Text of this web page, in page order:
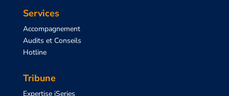
Services
Accompagnement
Audits et Conseils
Hotline
Tribune
Expertise iSeries